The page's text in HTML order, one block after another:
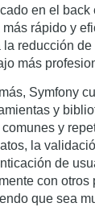
en el back
más rápido y
la reducción
más
Symfony
y
comunes y
la
de
con otros
que sea